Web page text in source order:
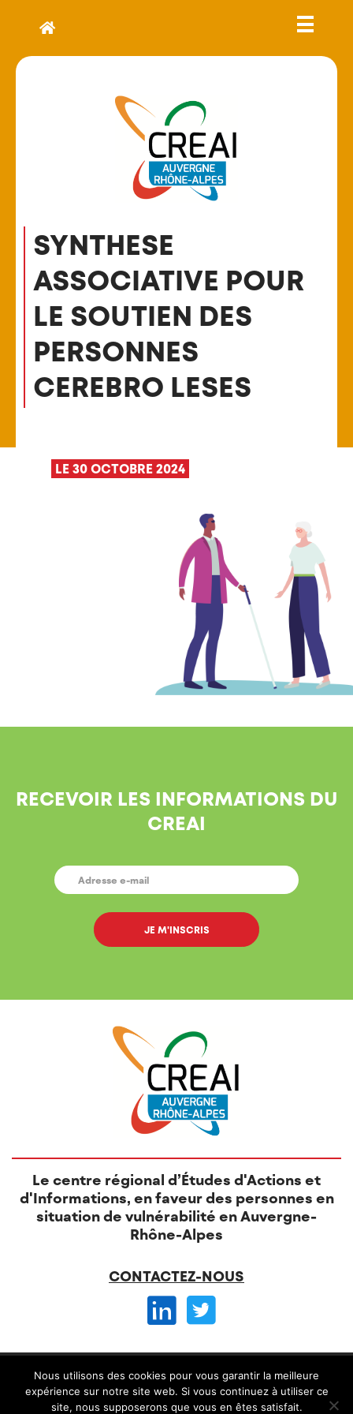
SYNTHESE
ASSOCIATIVE POUR
LE SOUTIEN DES
PERSONNES
CEREBRO LESES
LE 30 OCTOBRE 2024
RECEVOIR LES INFORMATIONS DU
CREAI
E-
MAIL *
Le centre régional d’Études d'Actions et
d'Informations, en faveur des personnes en
situation de vulnérabilité en Auvergne-
Rhône-Alpes
CONTACTEZ-NOUS
© CREAI 2026 -
Mentions légales
CGV et règlement intérieur
Nous utilisons des cookies pour vous garantir la meilleure
expérience sur notre site web. Si vous continuez à utiliser ce
site, nous supposerons que vous en êtes satisfait.